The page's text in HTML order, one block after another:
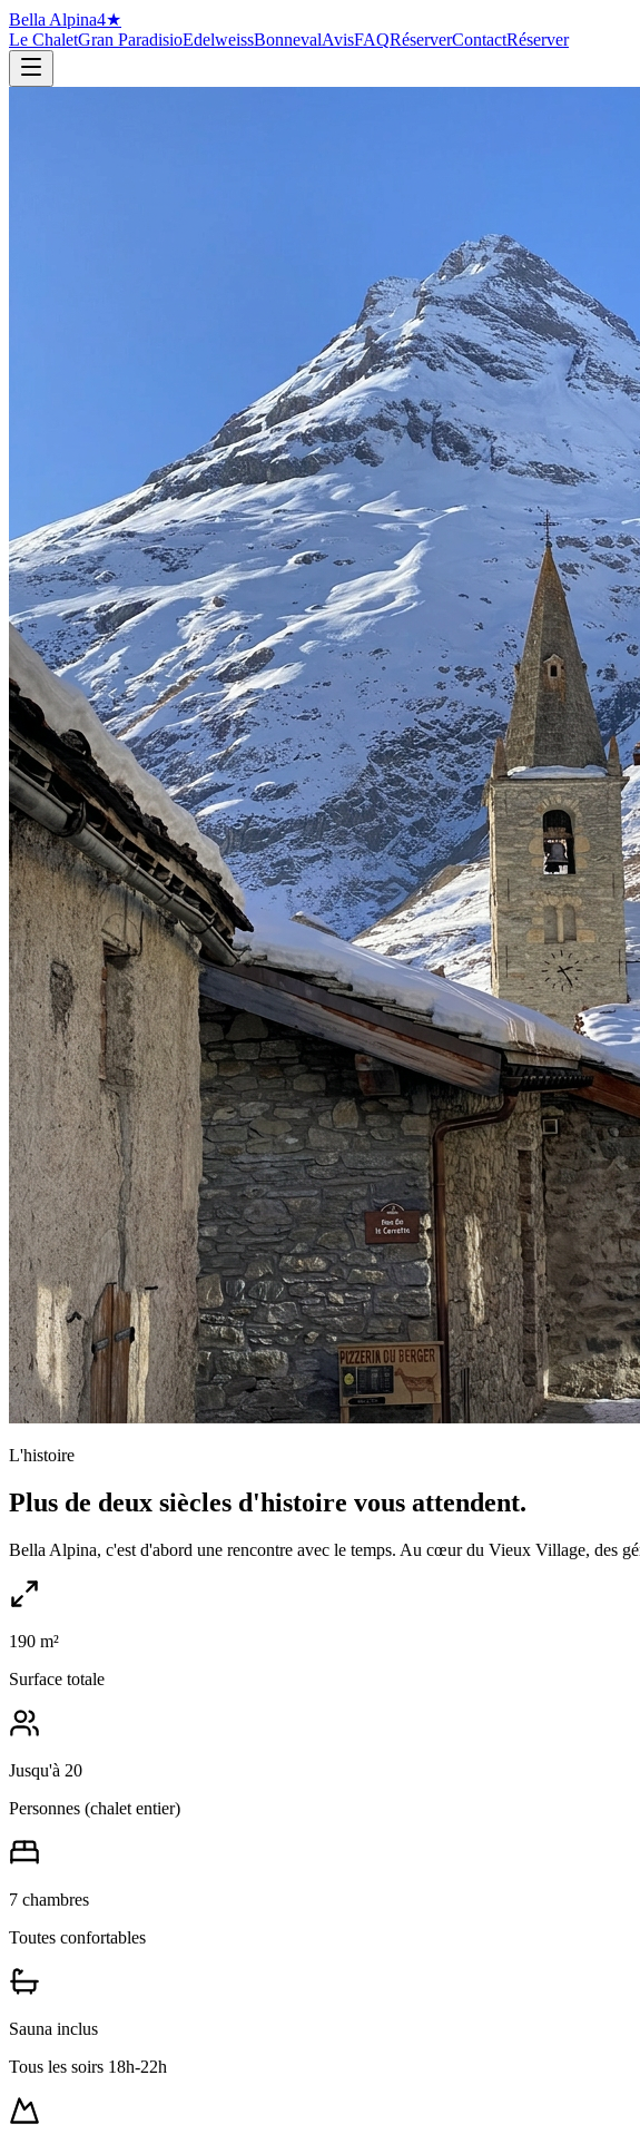
Bella Alpina4★
Le ChaletGran ParadisioEdelweissBonnevalAvisFAQRéserverContactRéserver
L'histoire
Plus de deux siècles d'histoire vous attendent.
Bella Alpina, c'est d'abord une rencontre avec le temps. Au cœur du Vieux Village, des
190 m²
Surface totale
Jusqu'à 20
Personnes (chalet entier)
7 chambres
Toutes confortables
Sauna inclus
Tous les soirs 18h-22h